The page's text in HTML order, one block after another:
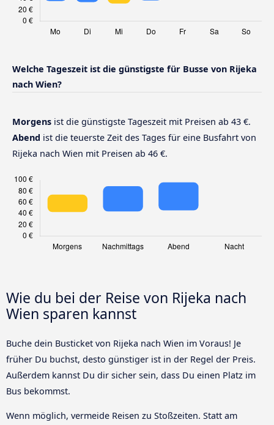
Welche Tageszeit ist die günstigste für Busse von Rijeka
nach Wien?
Morgens ist die günstigste Tageszeit mit Preisen ab 43 €.
Abend ist die teuerste Zeit des Tages für eine Busfahrt von
Rijeka nach Wien mit Preisen ab 46 €.
Wie du bei der Reise von Rijeka nach
Wien sparen kannst
Buche dein Busticket von Rijeka nach Wien im Voraus! Je
früher Du buchst, desto günstiger ist in der Regel der Preis.
Außerdem kannst Du dir sicher sein, dass Du einen Platz im
Bus bekommst.
Wenn möglich, vermeide Reisen zu Stoßzeiten. Statt am